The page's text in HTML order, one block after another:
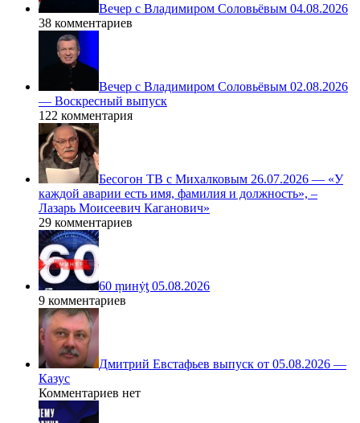
Вечер с Владимиром Соловьёвым 04.08.2026
38 комментариев
Вечер с Владимиром Соловьёвым 02.08.2026
— Воскресный выпуск
122 комментария
Бесогон ТВ с Михалковым 26.07.2026 — «У
каждой аварии есть имя, фамилия и должность», –
Лазарь Моисеевич Каганович»
29 комментариев
60 ṃинẏƫ 05.08.2026
9 комментариев
Дмитрий Евстафьев выпуск от 05.08.2026 —
Казус
Комментариев нет